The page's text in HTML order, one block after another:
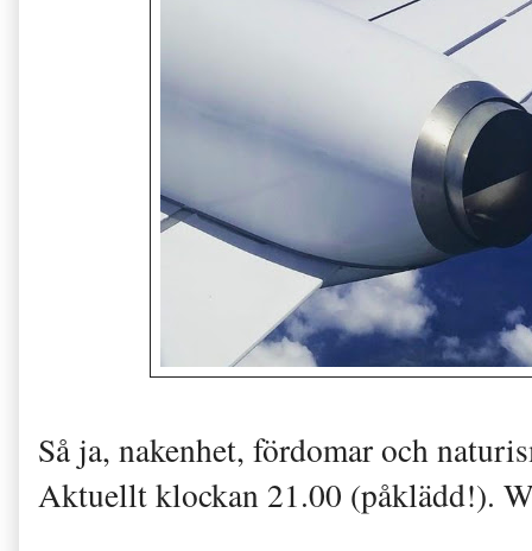
Så ja, nakenhet, fördomar och
Aktuellt klockan 21.00 (påklädd!).